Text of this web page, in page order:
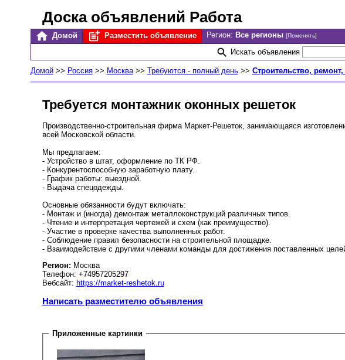
Доска объявлений Работа
Домой Разместить объявление Регион: Все регионы [Поменять]
Искать объявления
Домой>> Россия>> Москва>> Требуются - полный день>> Строительство, ремонт,
Требуется монтажник оконных решеток
Производственно-строительная фирма Маркет-Решеток, занимающаяся
всей Московской области.
Мы предлагаем:
- Устройство в штат, оформление по ТК РФ.
- Конкурентоспособную заработную плату.
- График работы: выездной.
- Выдача спецодежды.
Основные обязанности будут включать:
- Монтаж и (иногда) демонтаж металлоконструкций различных типов.
- Чтение и интерпретация чертежей и схем (как преимущество).
- Участие в проверке качества выполненных работ.
- Соблюдение правил безопасности на строительной площадке.
- Взаимодействие с другими членами команды для достижения поставленных
Регион: Москва
Телефон: +74957205297
Вебсайт: https://market-reshetok.ru
Написать разместителю объявления
Приложенные картинки